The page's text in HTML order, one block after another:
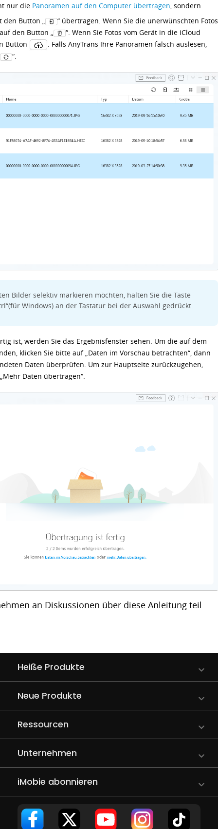
nur die Panoramen auf den Computer übertragen , sondern
den Button „
“ übertragen. Wenn Sie die unerwünschten Fotos
den Button „
“. Wenn Sie Fotos vom Gerät in die iCloud
Button
. Falls AnyTrans Ihre Panoramen falsch auslesen,
“.
Bilder selektiv markieren möchten, halten Sie die Taste
Windows) an der Tastatur bei der Auswahl gedrückt.
ist, werden Sie das Ergebnisfenster sehen. Um die auf dem
klicken Sie bitte auf „Daten im Vorschau betrachten“, dann
Daten überprüfen. Um zur Hauptseite zurückzugehen,
Daten übertragen“.
an Diskussionen über diese Anleitung teil
Heiße Produkte
Neue Produkte
Ressourcen
Unternehmen
iMobie abonnieren